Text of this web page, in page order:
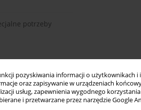
pozyskiwania informacji o użytkownikach i
oraz zapisywanie w urządzeniach
usług, zapewnienia wygodnego
i przetwarzane przez narzędzie Google
potrzeby
Osoba